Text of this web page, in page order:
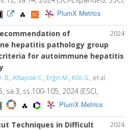
PlumX Metrics
2024
of
hepatitis pathology group
for autoimmune hepatitis
B., Albayrak C., Ergin M., Kilic G., et al.
sa.3, ss.100-105, 2024 (ESCI,
PlumX Metrics
2024
Techniques in Difficult